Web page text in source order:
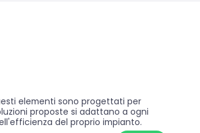
elementi sono progettati per
proposte si adattano a ogni
del proprio impianto.